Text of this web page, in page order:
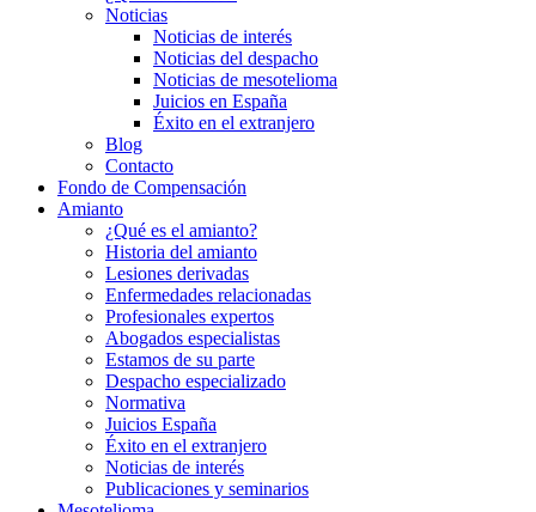
Noticias
Noticias de interés
Noticias del despacho
Noticias de mesotelioma
Juicios en España
Éxito en el extranjero
Blog
Contacto
Fondo de Compensación
Amianto
¿Qué es el amianto?
Historia del amianto
Lesiones derivadas
Enfermedades relacionadas
Profesionales expertos
Abogados especialistas
Estamos de su parte
Despacho especializado
Normativa
Juicios España
Éxito en el extranjero
Noticias de interés
Publicaciones y seminarios